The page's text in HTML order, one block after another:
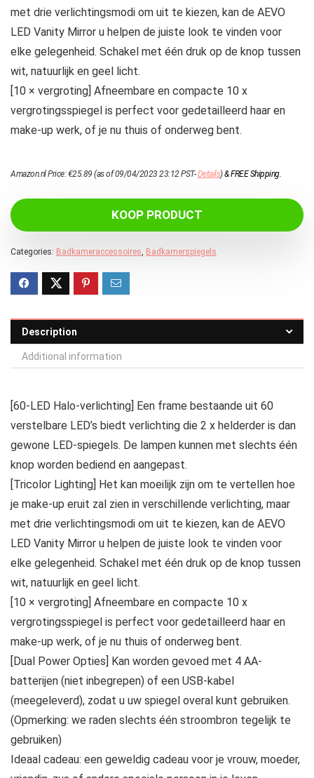
met drie verlichtingsmodi om uit te kiezen, kan de AEVO
LED Vanity Mirror u helpen de juiste look te vinden voor
elke gelegenheid. Schakel met één druk op de knop tussen
wit, natuurlijk en geel licht.
[10 × vergroting] Afneembare en compacte 10 x
vergrotingsspiegel is perfect voor gedetailleerd haar en
make-up werk, of je nu thuis of onderweg bent.
Amazon.nl Price:€25.89 (as of 09/04/2023 23:12 PST-Details)&FREE Shipping.
KOOP PRODUCT
Categories: Badkameraccessoires Badkamerspiegels
Description
Additional information
[60-LED Halo-verlichting] Een frame bestaande uit 60
verstelbare LED’s biedt verlichting die 2 x helderder is dan
gewone LED-spiegels. De lampen kunnen met slechts één
knop worden bediend en aangepast.
[Tricolor Lighting] Het kan moeilijk zijn om te vertellen hoe
je make-up eruit zal zien in verschillende verlichting, maar
met drie verlichtingsmodi om uit te kiezen, kan de AEVO
LED Vanity Mirror u helpen de juiste look te vinden voor
elke gelegenheid. Schakel met één druk op de knop tussen
wit, natuurlijk en geel licht.
[10 × vergroting] Afneembare en compacte 10 x
vergrotingsspiegel is perfect voor gedetailleerd haar en
make-up werk, of je nu thuis of onderweg bent.
[Dual Power Opties] Kan worden gevoed met 4 AA-
batterijen (niet inbegrepen) of een USB-kabel
(meegeleverd), zodat u uw spiegel overal kunt gebruiken.
(Opmerking: we raden slechts één stroombron tegelijk te
gebruiken)
Ideaal cadeau: een geweldig cadeau voor je vrouw, moeder,